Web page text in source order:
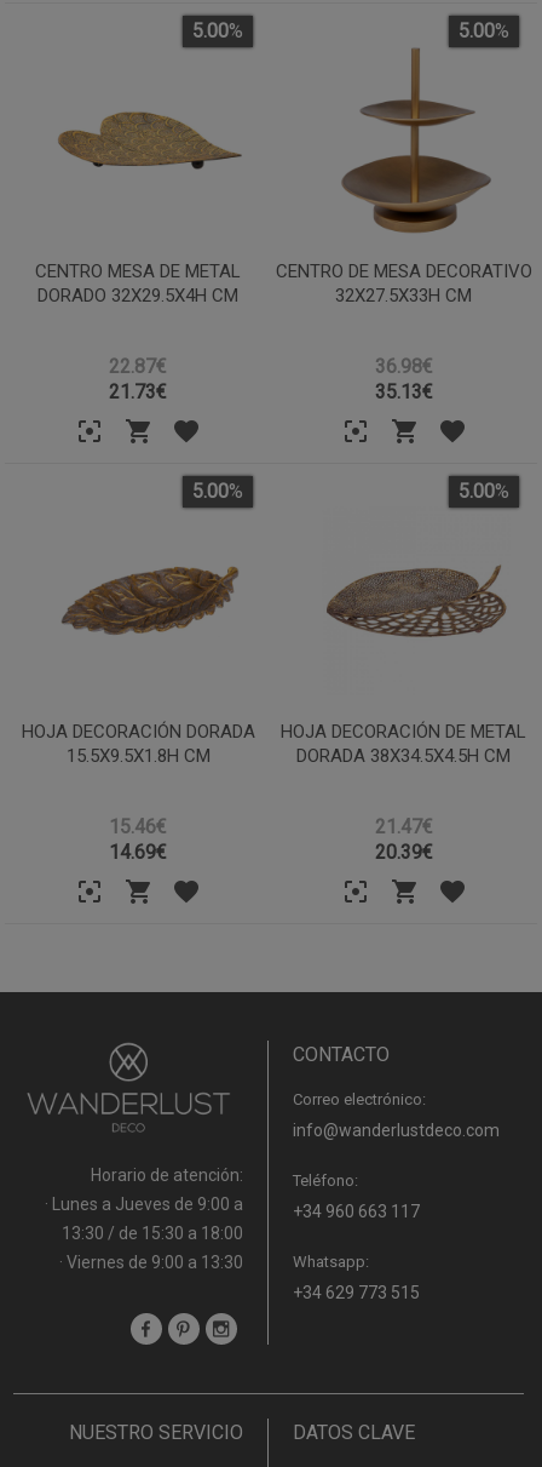
CENTRO MESA DE METAL
DORADO 32X29.5X4H CM
22.87€
5.00%
21.73€
CENTRO DE MESA DECORATIVO
32X27.5X33H CM
36.98€
5.00%
35.13€
HOJA DECORACIÓN DORADA
15.5X9.5X1.8H CM
15.46€
5.00%
14.69€
HOJA DECORACIÓN DE METAL
DORADA 38X34.5X4.5H CM
21.47€
5.00%
20.39€
Horario de atención:
· Lunes a Jueves de 9:00 a
13:30 / de 15:30 a 18:00
· Viernes de 9:00 a 13:30
CONTACTO
Correo electrónico:
info@wanderlustdeco.com
Teléfono:
+34 960 663 117
Whatsapp:
+34 629 773 515
NUESTRO SERVICIO DATOS CLAVE